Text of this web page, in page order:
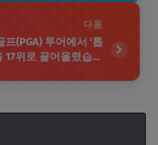
틀란타 브레이브스의 외
대됩니다. 브레이브스는
강화할 수 있을 것입니다.
두 잘 맞아떨어지는 계약
다음
(PGA) 투어에서 '톱
위로 끌어올렸습니
한국 골프 팬들에게
많은 관심을 받고 있